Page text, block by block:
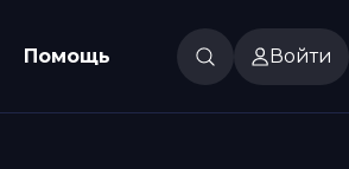
Помощь Войти